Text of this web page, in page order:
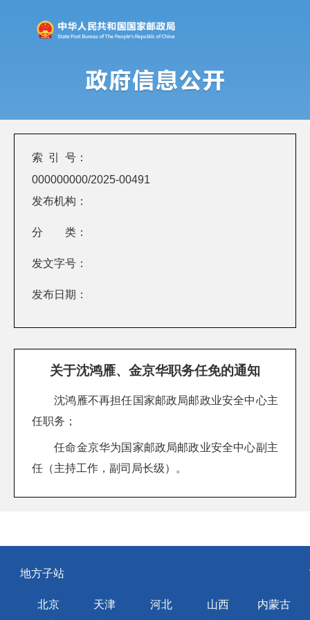
索 引 号：
000000000/2025-00491
发布机构：
分 类：
发文字号：
发布日期：
关于沈鸿雁、金京华职务任免的通知
沈鸿雁不再担任国家邮政局邮政业安全中心主
任职务；
任命金京华为国家邮政局邮政业安全中心副主
任（主持工作，副司局长级）。
地方子站
北京 天津 河北 山西
内蒙古